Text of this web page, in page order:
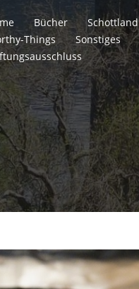
Bücher Schottland
Things
Sonstiges